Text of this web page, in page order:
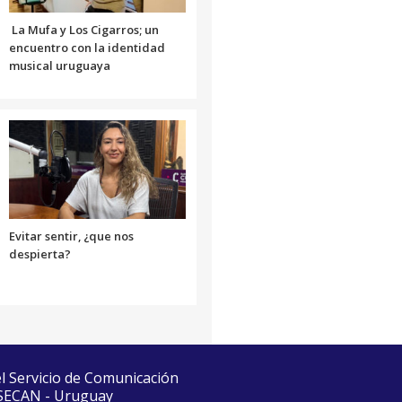
volumen.
La Mufa y Los Cigarros; un
encuentro con la identidad
musical uruguaya
Evitar sentir, ¿que nos
despierta?
de Comunicación
- Uruguay